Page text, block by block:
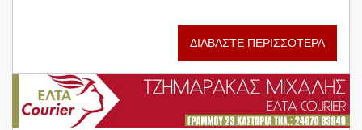
ΔΙΑΒΑΣΤΕ ΠΕΡΙΣΣΟΤΕΡΑ